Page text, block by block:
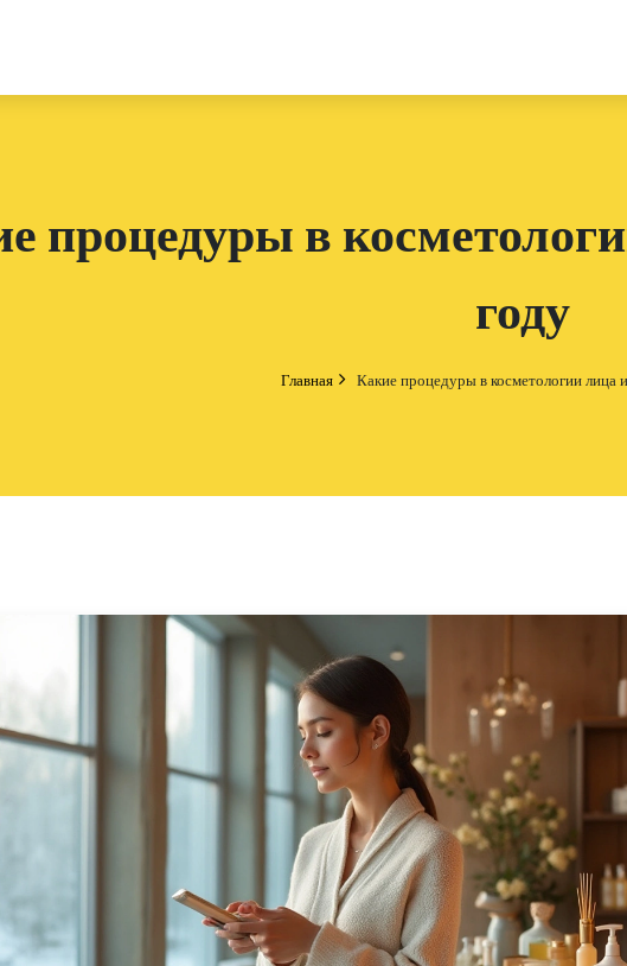
процедуры в
году
Главная Какие процедуры в косметологии лица